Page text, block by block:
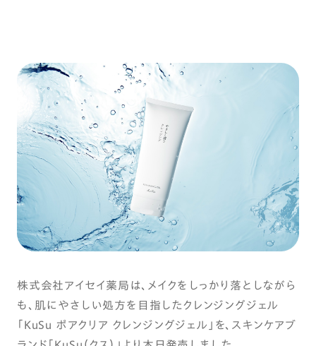
株式会社アイセイ薬局は、メイクをしっかり落としながら
も、肌にやさしい処方を目指したクレンジングジェル
「KuSu ポアクリア クレンジングジェル」を、スキンケアブ